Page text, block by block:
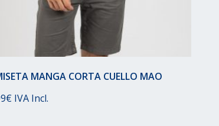
MANGA CORTA CUELLO MAO
€ IVA Incl.